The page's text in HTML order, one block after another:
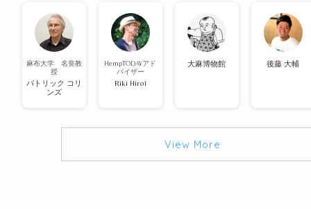
麻布大学 名誉教
授
パトリック コリ
ンズ
HempTODAYアド
バイザー
Riki Hiroi
大麻博物館 後藤 大輔
View More